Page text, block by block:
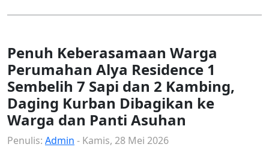
Penuh Keberasamaan Warga
Perumahan Alya Residence 1
Sembelih 7 Sapi dan 2 Kambing,
Daging Kurban Dibagikan ke
Warga dan Panti Asuhan
Penulis: Admin - Kamis, 28 Mei 2026